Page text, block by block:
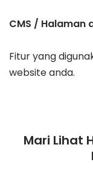
CMS / Halaman
Fitur yang
website anda.
Mari Lihat